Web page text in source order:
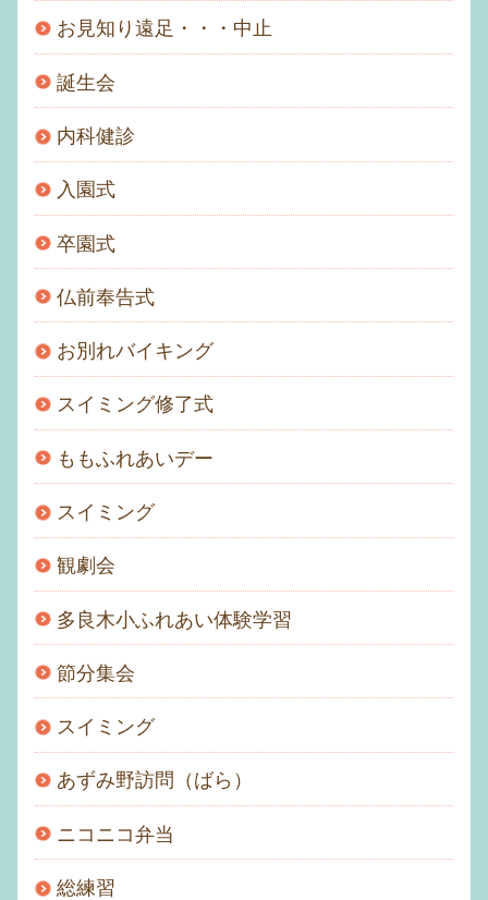
お見知り遠足・・・中止
誕生会
内科健診
入園式
卒園式
仏前奉告式
お別れバイキング
スイミング修了式
ももふれあいデー
スイミング
観劇会
多良木小ふれあい体験学習
節分集会
スイミング
あずみ野訪問（ばら）
ニコニコ弁当
総練習